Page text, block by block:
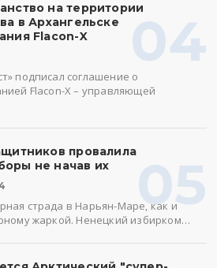
04
на территории
в Архангельске
Flacon-X
подписал соглашение о
Flacon-X – управляющей
05
провалила
не начав их
страда в Нарьян-Маре, как и
жаркой. Ненецкий избирком…